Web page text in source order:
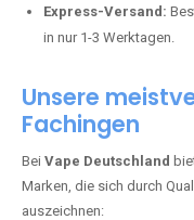
Express-Versand:
in nur 1-3 Werktagen.
Unsere
Fachingen
Bei Vape Deutschland
Marken, die sich durch
auszeichnen: